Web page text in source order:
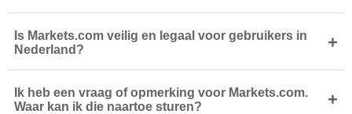
Is Markets.com veilig en legaal voor gebruikers in
Nederland?
+
Ik heb een vraag of opmerking voor Markets.com.
Waar kan ik die naartoe sturen?
+